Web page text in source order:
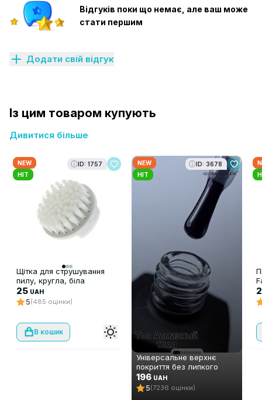
Відгуків поки що немає, але ваш може
стати першим
Додати свій відгук
Із цим товаром купують
Дивитися більше
NEW
HIT
ID: 1757
Щітка для струшування
пилу, кругла, біла
25 UAH
5(485 оцінки)
В кошик
NEW
HIT
ID: 3678
Універсальне верхнє
покриття без липкого
шару Global Fashion TOP-
Алмазний (топ/фініш), 12
мл
196 UAH
5(7236 оцінки)